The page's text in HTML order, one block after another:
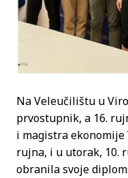
Na Veleučilištu u
prvostupnik, a 16.
i magistra
rujna, i u utorak, 10.
obranila svoje